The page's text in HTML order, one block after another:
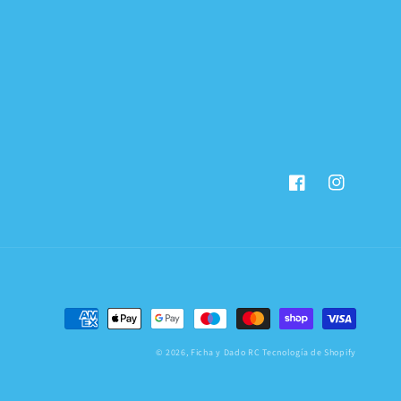
FacebookInstagram
Formas
© 2026, Ficha y Dado RC Tecnología de Shopify